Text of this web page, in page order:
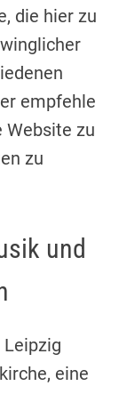
die hier zu
empfehle
Website zu
zu
und
eine